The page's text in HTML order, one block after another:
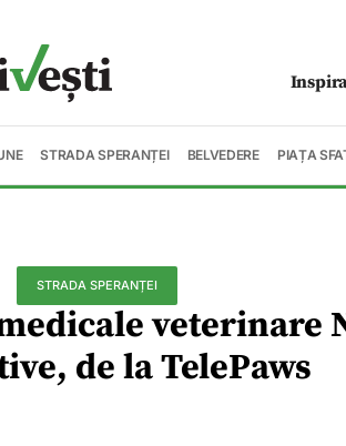
STRADA SPERANȚEI BELVEDERE PIAȚA
STRADA SPERANȚEI
veterinare
de la TelePaws